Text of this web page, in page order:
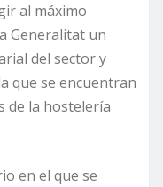
al máximo
Generalitat un
del sector y
que se encuentran
de la hostelería
en el que se